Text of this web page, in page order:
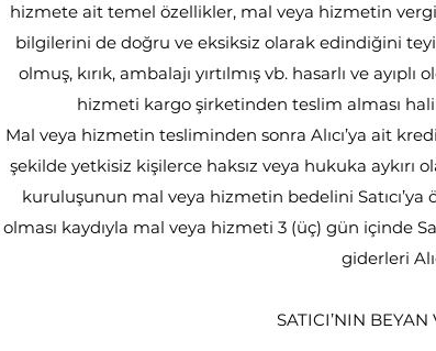
hizmete ait temel özellikler, mal veya hizmetin
bilgilerini de doğru ve eksiksiz olarak edindiğini
olmuş, kırık, ambalajı yırtılmış vb. hasarlı ve
hizmeti kargo şirketinden teslim alması
Mal veya hizmetin tesliminden sonra Alıcı’ya ait
şekilde yetkisiz kişilerce haksız veya hukuka aykırı
kuruluşunun mal veya hizmetin bedelini
olması kaydıyla mal veya hizmeti 3 (üç) gün içinde
giderleri
SATICI’NIN